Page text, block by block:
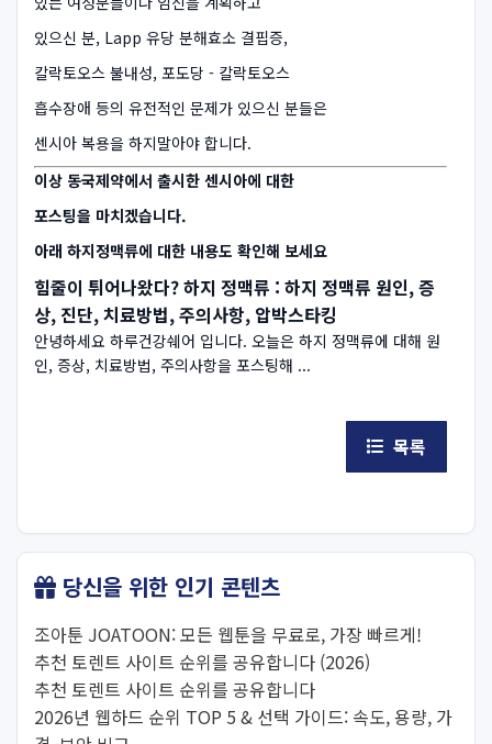
있으신 분, Lapp 유당 분해효소 결핍증,
칼락토오스 불내성, 포도당 - 칼락토오스
흡수장애 등의 유전적인 문제가 있으신 분들은
센시아 복용을 하지말아야 합니다.
이상 동국제약에서 출시한 센시아에 대한
포스팅을 마치겠습니다.
아래 하지정맥류에 대한 내용도 확인해 보세요
힘줄이 튀어나왔다? 하지 정맥류 : 하지 정맥류 원인, 증
상, 진단, 치료방법, 주의사항, 압박스타킹
안녕하세요 하루건강쉐어 입니다. 오늘은 하지 정맥류에 대해 원
인, 증상, 치료방법, 주의사항을 포스팅해 ...
목록
당신을 위한 인기 콘텐츠
조아툰 JOATOON: 모든 웹툰을 무료로, 가장 빠르게!
추천 토렌트 사이트 순위를 공유합니다 (2026)
추천 토렌트 사이트 순위를 공유합니다
2026년 웹하드 순위 TOP 5 & 선택 가이드: 속도, 용량, 가